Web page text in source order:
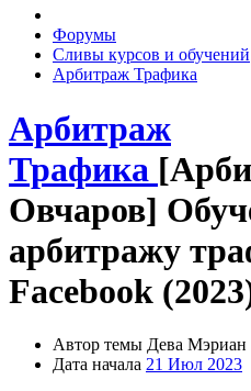
Форумы
Сливы курсов и обучений
Арбитраж Трафика
Арбитраж
Трафика
Овчаров]
арбитражу
Facebook
Автор темы Дева Мэриан
Дата начала 21 Июл 2023